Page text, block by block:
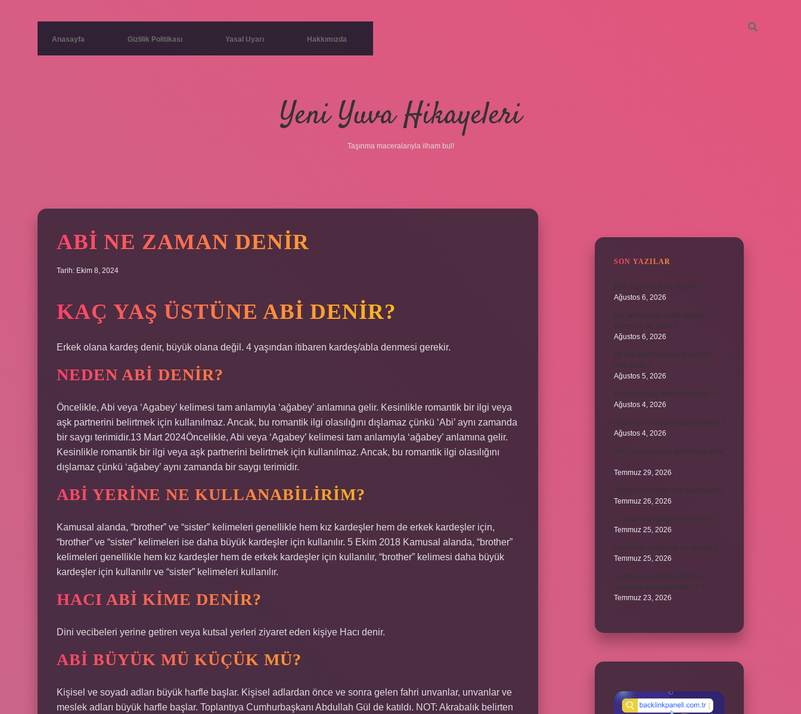
Anasayfa Gizlilik Politikası Yasal Uyarı Hakkımızda
Yeni Yuva Hikayeleri
Taşınma maceralarıyla ilham bul!
ABI NE ZAMAN DENIR
Tarih: Ekim 8, 2024
KAÇ YAŞ ÜSTÜNE ABI DENIR?
Erkek olana kardeş denir, büyük olana değil. 4 yaşından itibaren kardeş/abla denmesi gerekir.
NEDEN ABI DENIR?
Öncelikle, Abi veya ‘Agabey’ kelimesi tam anlamıyla ‘ağabey’ anlamına gelir. Kesinlikle romantik bir ilgi veya
aşk partnerini belirtmek için kullanılmaz. Ancak, bu romantik ilgi olasılığını dışlamaz çünkü ‘Abi’ aynı zamanda
bir saygı terimidir.13 Mart 2024Öncelikle, Abi veya ‘Agabey’ kelimesi tam anlamıyla ‘ağabey’ anlamına gelir.
Kesinlikle romantik bir ilgi veya aşk partnerini belirtmek için kullanılmaz. Ancak, bu romantik ilgi olasılığını
dışlamaz çünkü ‘ağabey’ aynı zamanda bir saygı terimidir.
ABI YERINE NE KULLANABILIRIM?
Kamusal alanda, “brother” ve “sister” kelimeleri genellikle hem kız kardeşler hem de erkek kardeşler için,
“brother” ve “sister” kelimeleri ise daha büyük kardeşler için kullanılır. 5 Ekim 2018 Kamusal alanda, “brother”
kelimeleri genellikle hem kız kardeşler hem de erkek kardeşler için kullanılır, “brother” kelimesi daha büyük
kardeşler için kullanılır ve “sister” kelimeleri kullanılır.
HACI ABI KIME DENIR?
Dini vecibeleri yerine getiren veya kutsal yerleri ziyaret eden kişiye Hacı denir.
ABI BÜYÜK MÜ KÜÇÜK MÜ?
Kişisel ve soyadı adları büyük harfle başlar. Kişisel adlardan önce ve sonra gelen fahri unvanlar, unvanlar ve
meslek adları büyük harfle başlar. Toplantıya Cumhurbaşkanı Abdullah Gül de katıldı. NOT: Akrabalık belirten
SON YAZILAR
Emir buyurmak ne demek ?
Ağustos 6, 2026
Kur’an’ı baştan sona okuyup
bitirmeye ne denir ?
Ağustos 6, 2026
Ay gibi gök cisimlerine verilen
isim nedir ?
Ağustos 5, 2026
Barbunya kaç dakika haşlanır ?
Ağustos 4, 2026
Alüminyum kemik hastalığı nedir ?
Ağustos 4, 2026
Yeni tanışılan kıza ne hediye alınır
?
Temmuz 29, 2026
Whitney Houston sesi kaç oktav ?
Temmuz 26, 2026
Lazistan’da hangi şehirler var ?
Temmuz 25, 2026
Kilit modu engelledi ne demek ?
Temmuz 25, 2026
Kadın kocasından habersiz
annesine para verebilir mi ?
Temmuz 23, 2026